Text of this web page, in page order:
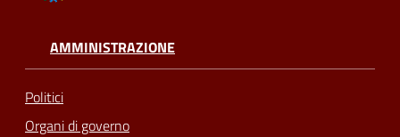
AMMINISTRAZIONE
Politici
Organi di governo